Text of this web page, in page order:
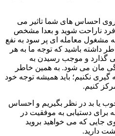
روی احساس های شما تاثیر می
ناراحت شوید و بعدا مشخص
مشغول معامله ای پر سود به نفع
داشته باشید که توجه ما به هر
گذارد و موجب رسیدن به
مان می شود. به همین خاطر
گیری نکنیم؛ باید همیشه توجه خود
کنیم.
یا بد در نظر بگیریم و احساس
برای دستیابی به موفقیت در
جایی که می خواهید بروید
دارید.